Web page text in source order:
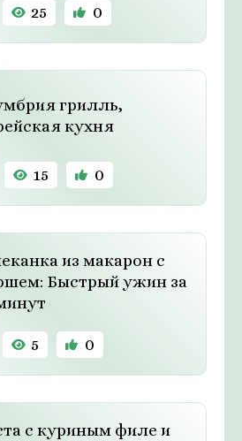
25 0
грилль,
кухня
15 0
из макарон с
Быстрый ужин за
5 0
с куриным филе и